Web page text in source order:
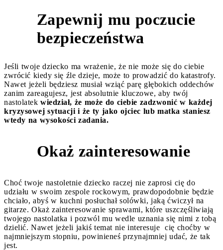
Zapewnij mu poczucie
bezpieczeństwa
Jeśli twoje dziecko ma wrażenie, że nie może się do ciebie
zwrócić kiedy się źle dzieje, może to prowadzić do katastrofy.
Nawet jeżeli będziesz musiał wziąć parę głębokich oddechów
zanim zareagujesz, jest absolutnie kluczowe, aby twój
nastolatek wiedział, że może do ciebie zadzwonić w każdej
kryzysowej sytuacji i że ty jako ojciec lub matka staniesz
wtedy na wysokości zadania.
Okaż zainteresowanie
Choć twoje nastoletnie dziecko raczej nie zaprosi cię do
udziału w swoim zespole rockowym, prawdopodobnie będzie
chciało, abyś w kuchni posłuchał solówki, jaką ćwiczył na
gitarze. Okaż zainteresowanie sprawami, które uszczęśliwiają
twojego nastolatka i pozwól mu wedle uznania się nimi z tobą
dzielić. Nawet jeżeli jakiś temat nie interesuje cię choćby w
najmniejszym stopniu, powinieneś przynajmniej udać, że tak
jest.